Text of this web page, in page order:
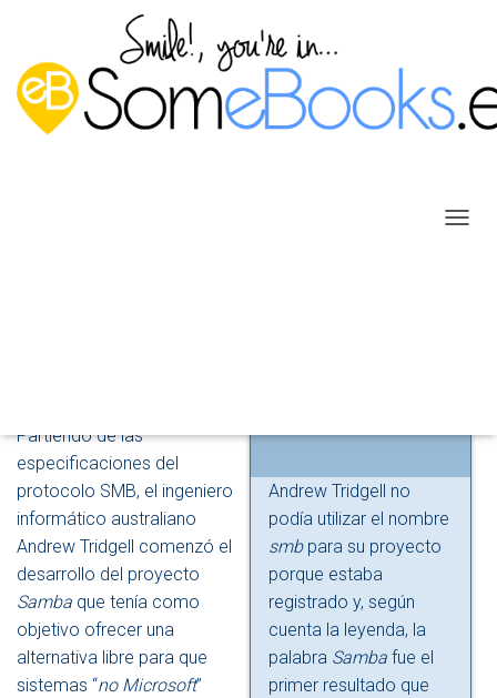
Andrew Tridgell no
podía utilizar el nombre
smbpara su proyecto
porque estaba
registrado y, según
cuenta la leyenda, la
palabra Samba fue el
primer resultado que
Partiendo de las
especificaciones del
protocolo SMB, el ingeniero
informático australiano
Andrew Tridgell comenzó el
desarrollo del proyecto
Samba que tenía como
objetivo ofrecer una
alternativa libre para que
sistemas “no Microsoft”